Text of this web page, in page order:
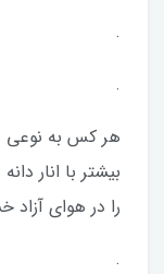
.
.
هر کس به
بیشتر با انار
را در هوای
.